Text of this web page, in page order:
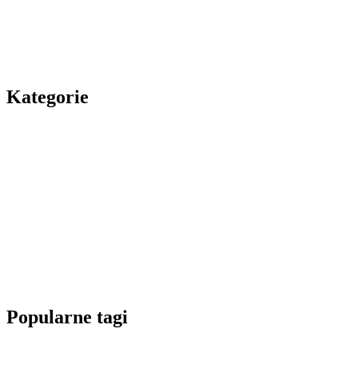
Kategorie
Popularne tagi